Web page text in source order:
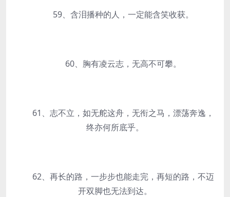
59、含泪播种的人，一定能含笑收获。
60、胸有凌云志，无高不可攀。
61、志不立，如无舵这舟，无衔之马，漂荡奔逸，
终亦何所底乎。
62、再长的路，一步步也能走完，再短的路，不迈
开双脚也无法到达。